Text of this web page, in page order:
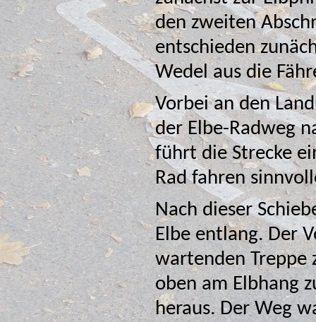
den zweiten Abschnitt beendet. Wir hatten uns dafür
entschieden zunächst
Wedel aus die
Vorbei an den
der Elbe-Radweg nach Övelgönne und dem
führt die Strecke
Rad fahren
Nach dieser
Elbe entlang. Der Versuch, der am Ende dieser Strecke
wartenden Treppe
oben am Elbhang
heraus. Der Weg